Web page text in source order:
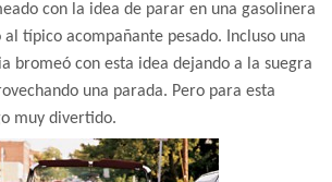
con la idea de parar en una gasolinera
típico acompañante pesado. Incluso una
bromeó con esta idea dejando a la suegra
una parada. Pero para esta
muy divertido.